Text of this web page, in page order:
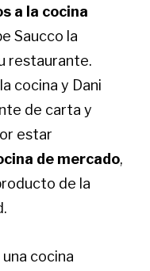
a la cocina
Saucco la
restaurante.
cocina y Dani
de carta y
estar
de mercado,
de la
cocina